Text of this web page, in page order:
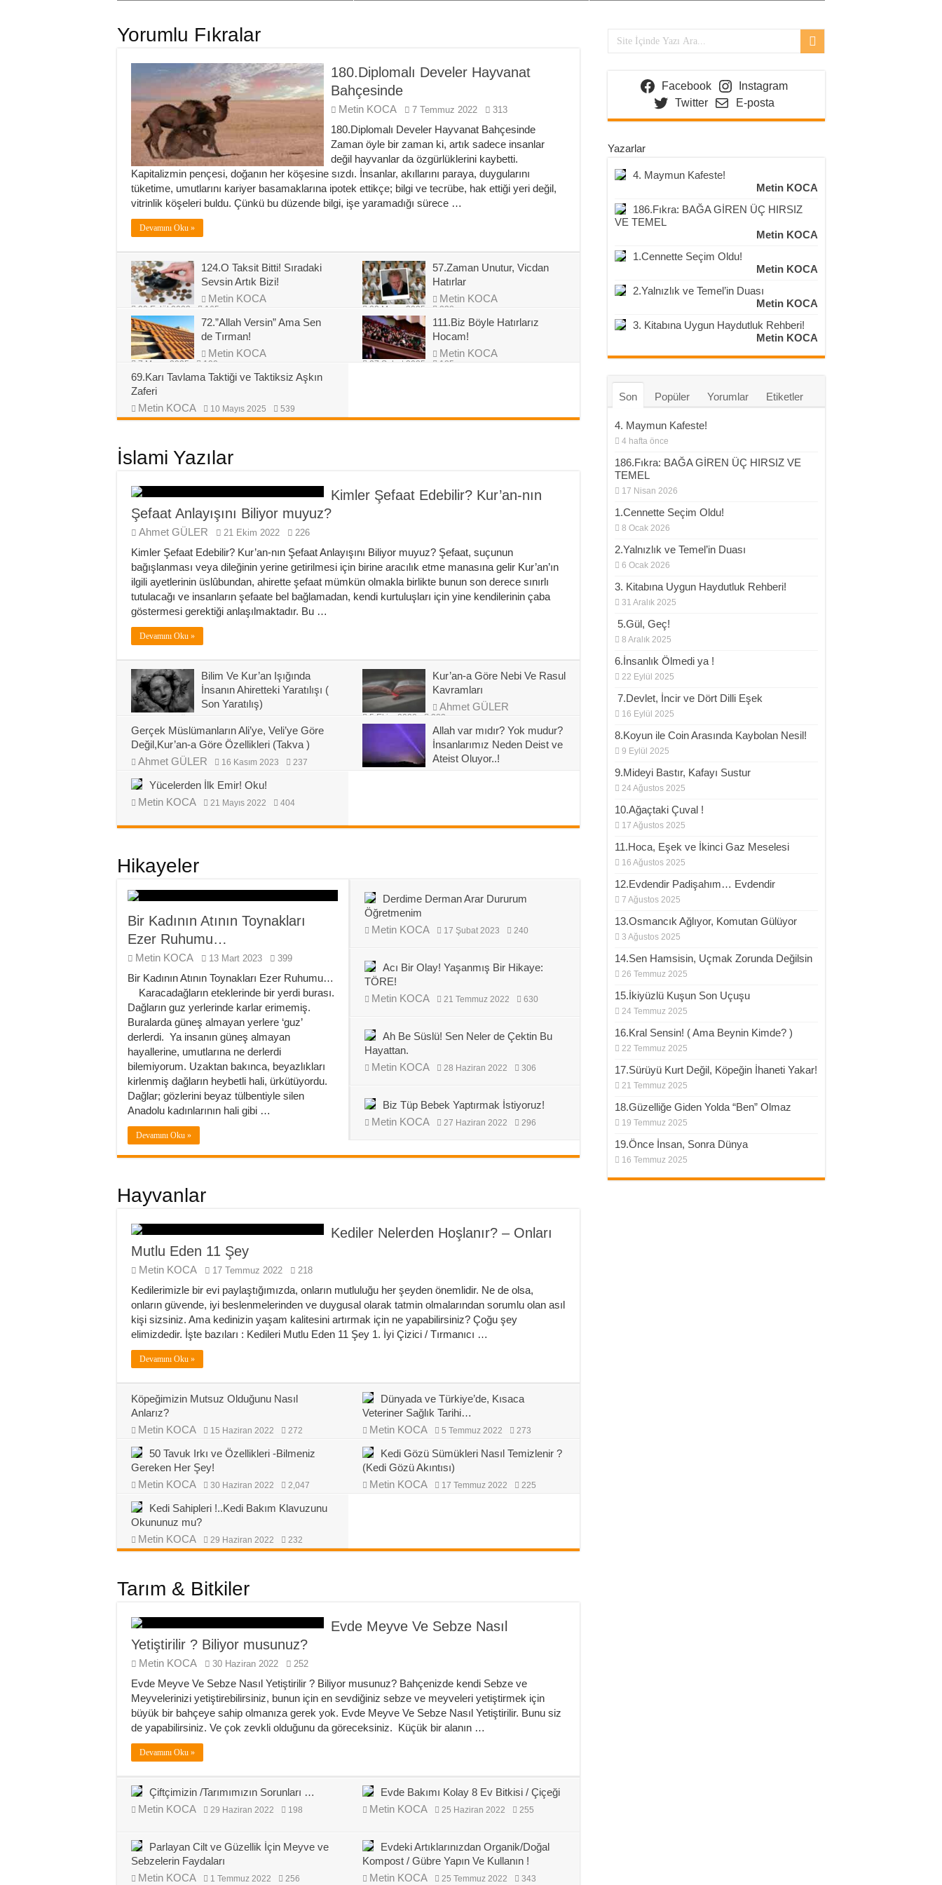
Yorumlu Fıkralar
180.Diplomalı Develer Hayvanat
Bahçesinde
Metin KOCA 7 Temmuz 2022 313
180.Diplomalı Develer Hayvanat Bahçesinde
Zaman öyle bir zaman ki, artık sadece insanlar
değil hayvanlar da özgürlüklerini kaybetti.
Kapitalizmin pençesi, doğanın her köşesine sızdı. İnsanlar, akıllarını paraya, duygularını
tüketime, umutlarını kariyer basamaklarına ipotek ettikçe; bilgi ve tecrübe, hak ettiği yeri değil,
vitrinlik köşeleri buldu. Çünkü bu düzende bilgi, işe yaramadığı sürece …
Devamını Oku »
124.O Taksit Bitti! Sıradaki
Sevsin Artık Bizi!
Metin KOCA
20 Eylül 2023 165
57.Zaman Unutur, Vicdan
Hatırlar
Metin KOCA
22 Mayıs 2025 238
72.”Allah Versin” Ama Sen
de Tırman!
Metin KOCA
7 Mayıs 2025 190
111.Biz Böyle Hatırlarız
Hocam!
Metin KOCA
27 Şubat 2025 185
69.Karı Tavlama Taktiği ve Taktiksiz Aşkın
Zaferi
Metin KOCA
10 Mayıs 2025 539
İslami Yazılar
Kimler Şefaat Edebilir? Kur’an-nın
Şefaat Anlayışını Biliyor muyuz?
Ahmet GÜLER 21 Ekim 2022 226
Kimler Şefaat Edebilir? Kur’an-nın Şefaat Anlayışını Biliyor muyuz? Şefaat, suçunun
bağışlanması veya dileğinin yerine getirilmesi için birine aracılık etme manasına gelir Kur’an’ın
ilgili ayetlerinin üslûbundan, ahirette şefaat mümkün olmakla birlikte bunun son derece sınırlı
tutulacağı ve insanların şefaate bel bağlamadan, kendi kurtuluşları için yine kendilerinin çaba
göstermesi gerektiği anlaşılmaktadır. Bu …
Devamını Oku »
Bilim Ve Kur’an Işığında
İnsanın Ahiretteki Yaratılışı (
Son Yaratılış)
Kur’an-a Göre Nebi Ve Rasul
Kavramları
Ahmet GÜLER
5 Ekim 2022 383
Gerçek Müslümanların Ali’ye, Veli’ye Göre
Değil,Kur’an-a Göre Özellikleri (Takva )
Ahmet GÜLER
16 Kasım 2023 237
Allah var mıdır? Yok mudur?
İnsanlarımız Neden Deist ve
Ateist Oluyor..!
Yücelerden İlk Emir! Oku!
Metin KOCA
21 Mayıs 2022 404
Hikayeler
Bir Kadının Atının Toynakları
Ezer Ruhumu…
Metin KOCA 13 Mart 2023 399
Bir Kadının Atının Toynakları Ezer Ruhumu…
Karacadağların eteklerinde bir yerdi burası.
Dağların guz yerlerinde karlar erimemiş.
Buralarda güneş almayan yerlere ‘guz’
derlerdi. Ya insanın güneş almayan
hayallerine, umutlarına ne derlerdi
bilemiyorum. Uzaktan bakınca, beyazlıkları
kirlenmiş dağların heybetli hali, ürkütüyordu.
Dağlar; gözlerini beyaz tülbentiyle silen
Anadolu kadınlarının hali gibi …
Devamını Oku »
Derdime Derman Arar Dururum
Öğretmenim
Metin KOCA
17 Şubat 2023 240
Acı Bir Olay! Yaşanmış Bir Hikaye:
TÖRE!
Metin KOCA
21 Temmuz 2022 630
Ah Be Süslü! Sen Neler de Çektin Bu
Hayattan.
Metin KOCA
28 Haziran 2022 306
Biz Tüp Bebek Yaptırmak İstiyoruz!
Metin KOCA
27 Haziran 2022 296
Hayvanlar
Kediler Nelerden Hoşlanır? – Onları
Mutlu Eden 11 Şey
Metin KOCA 17 Temmuz 2022 218
Kedilerimizle bir evi paylaştığımızda, onların mutluluğu her şeyden önemlidir. Ne de olsa,
onların güvende, iyi beslenmelerinden ve duygusal olarak tatmin olmalarından sorumlu olan asıl
kişi sizsiniz. Ama kedinizin yaşam kalitesini artırmak için ne yapabilirsiniz? Çoğu şey
elimizdedir. İşte bazıları : Kedileri Mutlu Eden 11 Şey 1. İyi Çizici / Tırmanıcı …
Devamını Oku »
Köpeğimizin Mutsuz Olduğunu Nasıl
Anlarız?
Metin KOCA
15 Haziran 2022 272
Dünyada ve Türkiye’de, Kısaca
Veteriner Sağlık Tarihi…
Metin KOCA
5 Temmuz 2022 273
50 Tavuk Irkı ve Özellikleri -Bilmeniz
Gereken Her Şey!
Metin KOCA
30 Haziran 2022 2,047
Kedi Gözü Sümükleri Nasıl Temizlenir ?
(Kedi Gözü Akıntısı)
Metin KOCA
17 Temmuz 2022 225
Kedi Sahipleri !..Kedi Bakım Klavuzunu
Okununuz mu?
Metin KOCA
29 Haziran 2022 232
Tarım & Bitkiler
Evde Meyve Ve Sebze Nasıl
Yetiştirilir ? Biliyor musunuz?
Metin KOCA 30 Haziran 2022 252
Evde Meyve Ve Sebze Nasıl Yetiştirilir ? Biliyor musunuz? Bahçenizde kendi Sebze ve
Meyvelerinizi yetiştirebilirsiniz, bunun için en sevdiğiniz sebze ve meyveleri yetiştirmek için
büyük bir bahçeye sahip olmanıza gerek yok. Evde Meyve Ve Sebze Nasıl Yetiştirilir. Bunu siz
de yapabilirsiniz. Ve çok zevkli olduğunu da göreceksiniz. Küçük bir alanın …
Devamını Oku »
Çiftçimizin /Tarımımızın Sorunları …
Metin KOCA
29 Haziran 2022 198
Evde Bakımı Kolay 8 Ev Bitkisi / Çiçeği
Metin KOCA
25 Haziran 2022 255
Parlayan Cilt ve Güzellik İçin Meyve ve
Sebzelerin Faydaları
Metin KOCA
1 Temmuz 2022 256
Evdeki Artıklarınızdan Organik/Doğal
Kompost / Gübre Yapın Ve Kullanın !
Metin KOCA
25 Temmuz 2022 343
Facebook
Instagram
Twitter
E-posta
Yazarlar
4. Maymun Kafeste!
Metin KOCA
186.Fıkra: BAĞA GİREN ÜÇ HIRSIZ
VE TEMEL
Metin KOCA
1.Cennette Seçim Oldu!
Metin KOCA
2.Yalnızlık ve Temel’in Duası
Metin KOCA
3. Kitabına Uygun Haydutluk Rehberi!
Metin KOCA
Son Popüler Yorumlar Etiketler
4. Maymun Kafeste!
4 hafta önce
186.Fıkra: BAĞA GİREN ÜÇ HIRSIZ VE
TEMEL
17 Nisan 2026
1.Cennette Seçim Oldu!
8 Ocak 2026
2.Yalnızlık ve Temel’in Duası
6 Ocak 2026
3. Kitabına Uygun Haydutluk Rehberi!
31 Aralık 2025
5.Gül, Geç!
8 Aralık 2025
6.İnsanlık Ölmedi ya !
22 Eylül 2025
7.Devlet, İncir ve Dört Dilli Eşek
16 Eylül 2025
8.Koyun ile Coin Arasında Kaybolan Nesil!
9 Eylül 2025
9.Mideyi Bastır, Kafayı Sustur
24 Ağustos 2025
10.Ağaçtaki Çuval !
17 Ağustos 2025
11.Hoca, Eşek ve İkinci Gaz Meselesi
16 Ağustos 2025
12.Evdendir Padişahım… Evdendir
7 Ağustos 2025
13.Osmancık Ağlıyor, Komutan Gülüyor
3 Ağustos 2025
14.Sen Hamsisin, Uçmak Zorunda Değilsin
26 Temmuz 2025
15.İkiyüzlü Kuşun Son Uçuşu
24 Temmuz 2025
16.Kral Sensin! ( Ama Beynin Kimde? )
22 Temmuz 2025
17.Sürüyü Kurt Değil, Köpeğin İhaneti Yakar!
21 Temmuz 2025
18.Güzelliğe Giden Yolda “Ben” Olmaz
19 Temmuz 2025
19.Önce İnsan, Sonra Dünya
16 Temmuz 2025